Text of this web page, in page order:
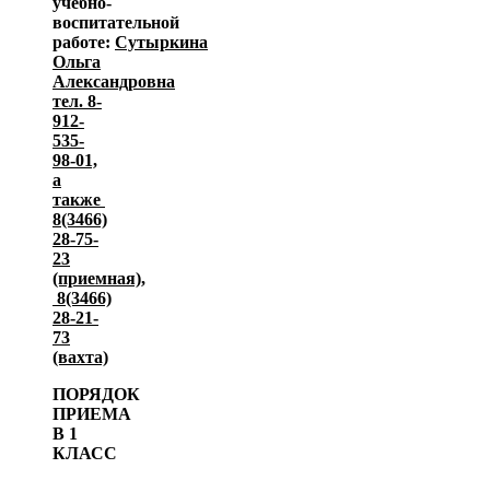
воспитательной
работе: Сутыркина
Ольга
Александровна
тел. 8-
912-
535-
98-01,
а
также
8(3466)
28-75-
23
(приемная),
8(3466)
28-21-
73
(вахта)
ПОРЯДОК
ПРИЕМА
В 1
КЛАСС